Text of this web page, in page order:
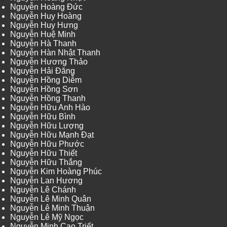
Nguyễn Hoàng Đức
Nguyễn Huy Hoàng
Nguyễn Huy Hưng
Nguyễn Huệ Minh
Nguyễn Hà Thanh
Nguyễn Hàn Nhật Thanh
Nguyễn Hương Thảo
Nguyễn Hải Đăng
Nguyễn Hồng Diễm
Nguyễn Hồng Sơn
Nguyễn Hồng Thanh
Nguyễn Hữu Anh Hào
Nguyễn Hữu Bình
Nguyễn Hữu Lượng
Nguyễn Hữu Mạnh Đạt
Nguyễn Hữu Phước
Nguyễn Hữu Thiết
Nguyễn Hữu Thắng
Nguyễn Kim Hoàng Phúc
Nguyễn Lan Hương
Nguyễn Lê Chánh
Nguyễn Lê Minh Quân
Nguyễn Lê Minh Thuận
Nguyễn Lê Mỹ Ngọc